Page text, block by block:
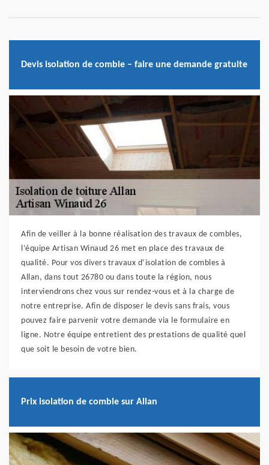
Devis isolation de comble – faire une demande gratuite
Afin de veiller à la bonne réalisation des travaux de combles,
l’équipe Artisan Winaud 26 met en place des travaux de
qualité. Pour vos divers travaux d’isolation de combles à
Allan, dans tout 26780 ou dans toute la région, nous
interviendrons chez vous sur rendez-vous et à la charge de
notre entreprise. Afin de disposer le devis sans frais, vous
pouvez faire parvenir votre demande via le formulaire en
ligne. Notre équipe entretient des prestations de qualité quel
que soit le besoin de votre bien.
Prix isolation de comble sur Allan